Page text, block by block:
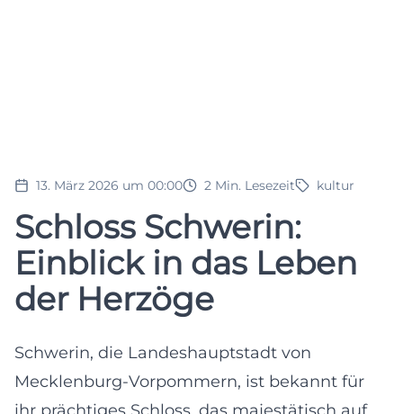
13. März 2026 um 00:00 2 Min. Lesezeit kultur
Schloss Schwerin:
Einblick in das Leben
der Herzöge
Schwerin, die Landeshauptstadt von
Mecklenburg-Vorpommern, ist bekannt für
ihr prächtiges Schloss, das majestätisch auf